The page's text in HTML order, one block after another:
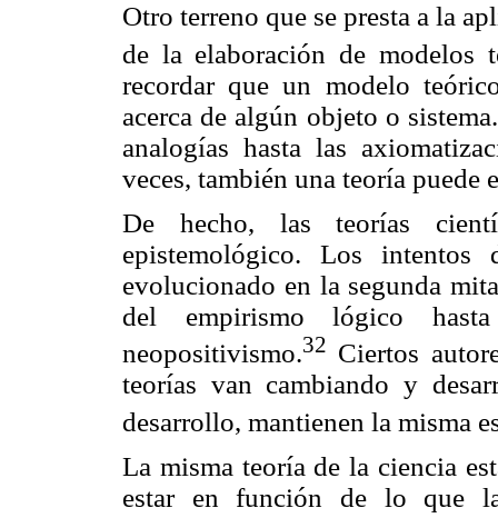
Otro terreno que se presta a la
de la elaboración de modelos
recordar que un modelo
acerca de algún objeto o
analogías hasta las
veces, también una teoría puede
De hecho, las teorías
epistemológico. Los intentos
evolucionado en la segunda
del empirismo lógico
neopositivismo.32 Ciertos
teorías van cambiando y
desarrollo, mantienen la misma
La misma teoría de la ciencia
estar en función de lo que